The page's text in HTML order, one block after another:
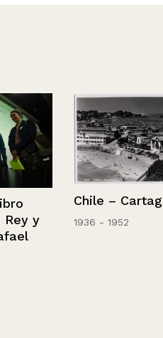
y
Chile – Cartagena
1936 - 1952